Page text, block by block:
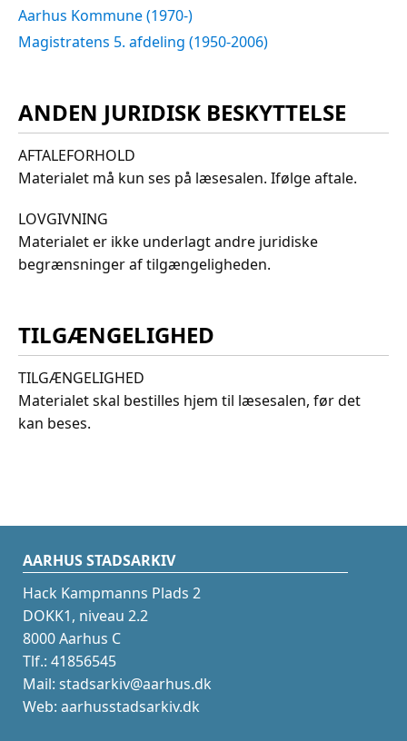
Aarhus Kommune (1970-)
Magistratens 5. afdeling (1950-2006)
ANDEN JURIDISK BESKYTTELSE
AFTALEFORHOLD
Materialet må kun ses på læsesalen. Ifølge aftale.
LOVGIVNING
Materialet er ikke underlagt andre juridiske
begrænsninger af tilgængeligheden.
TILGÆNGELIGHED
TILGÆNGELIGHED
Materialet skal bestilles hjem til læsesalen, før det
kan beses.
AARHUS STADSARKIV
Hack Kampmanns Plads 2
DOKK1, niveau 2.2
8000 Aarhus C
Tlf.: 41856545
Mail: stadsarkiv@aarhus.dk
Web: aarhusstadsarkiv.dk